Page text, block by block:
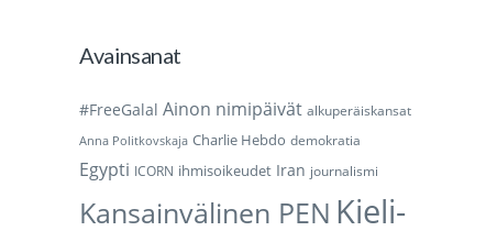
Avainsanat
#FreeGalal Ainon nimipäivät alkuperäiskansat
Anna Politkovskaja Charlie Hebdo demokratia
Egypti ICORN ihmisoikeudet Iran journalismi
Kansainvälinen PEN Kieli-